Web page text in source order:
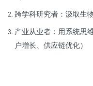
跨学科研究者：汲取生
产业从业者：用系统思
户增长、供应链优化）